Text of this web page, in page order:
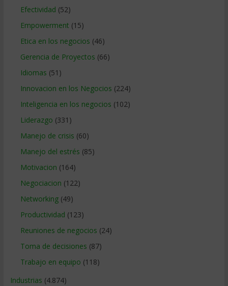
Efectividad (52)
Empowerment (15)
Etica en los negocios (46)
Gerencia de Proyectos (66)
Idiomas (51)
Innovacion en los Negocios (224)
Inteligencia en los negocios (102)
Liderazgo (331)
Manejo de crisis (60)
Manejo del estrés (85)
Motivacion (164)
Negociacion (122)
Networking(49)
Productividad (123)
Reuniones de negocios (24)
Toma de decisiones (87)
Trabajo en equipo (118)
Industrias (4.874)